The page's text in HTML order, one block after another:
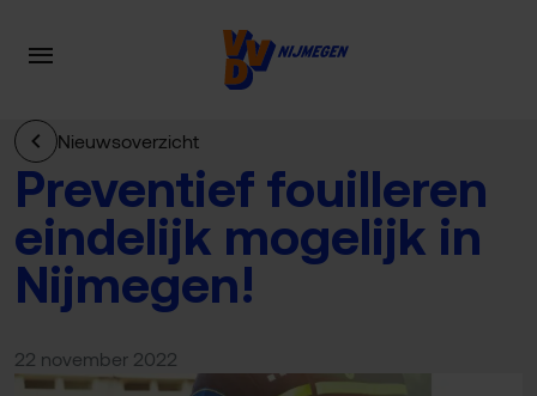
Nieuwsoverzicht
Preventief fouilleren
eindelijk mogelijk in
Nijmegen!
22 november 2022